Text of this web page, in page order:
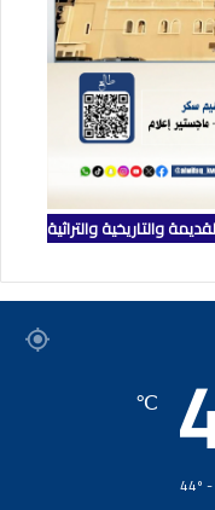
والتاريخية والتراثية
℃